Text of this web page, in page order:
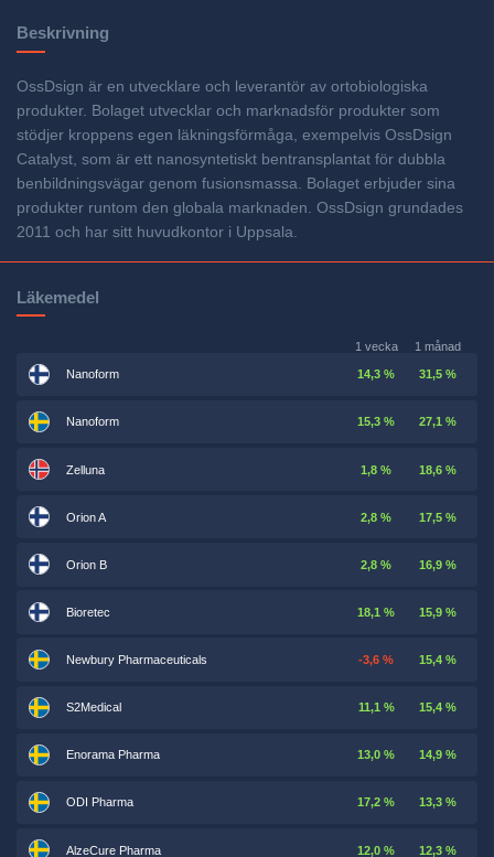
Beskrivning
OssDsign är en utvecklare och leverantör av ortobiologiska
produkter. Bolaget utvecklar och marknadsför produkter som
stödjer kroppens egen läkningsförmåga, exempelvis OssDsign
Catalyst, som är ett nanosyntetiskt bentransplantat för dubbla
benbildningsvägar genom fusionsmassa. Bolaget erbjuder sina
produkter runtom den globala marknaden. OssDsign grundades
2011 och har sitt huvudkontor i Uppsala.
Läkemedel
1 vecka 1 månad
Nanoform 14,3 % 31,5 %
Nanoform 15,3 % 27,1 %
Zelluna 1,8 % 18,6 %
Orion A 2,8 % 17,5 %
Orion B 2,8 % 16,9 %
Bioretec 18,1 % 15,9 %
Newbury Pharmaceuticals -3,6 % 15,4 %
S2Medical 11,1 % 15,4 %
Enorama Pharma 13,0 % 14,9 %
ODI Pharma 17,2 % 13,3 %
AlzeCure Pharma 12,0 % 12,3 %